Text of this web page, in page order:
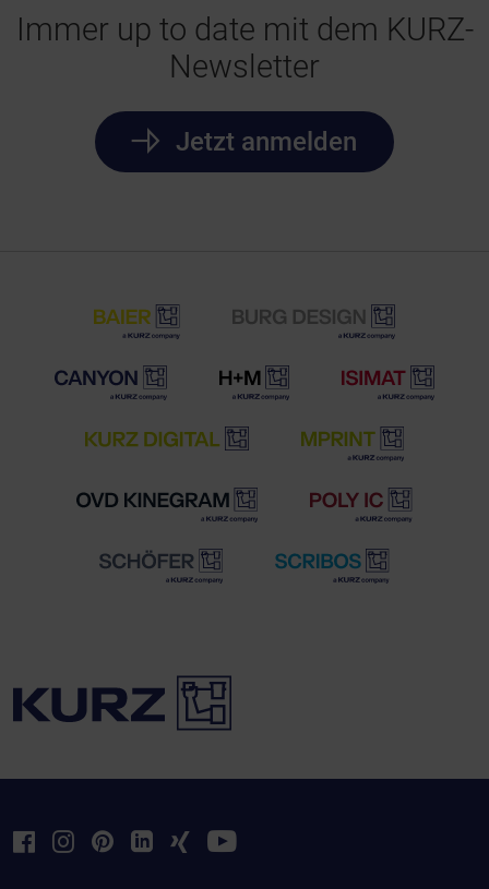
Immer up to date mit dem KURZ-
Newsletter
Jetzt anmelden